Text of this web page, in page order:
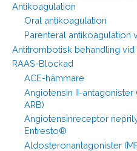
Antikoagulation
Oral antikoagulation
Parenteral antikoagulation
Antitrombotisk behandling vid
RAAS-Blockad
ACE-hämmare
Angiotensin II-antagonister
ARB)
Angiotensinreceptor
Entresto®
Aldosteronantagonister